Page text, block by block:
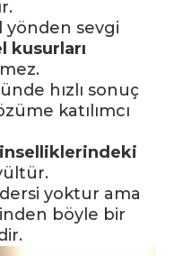
yönden sevgi
kusurları
hızlı sonuç
katılımcı
dersi yoktur ama
böyle bir